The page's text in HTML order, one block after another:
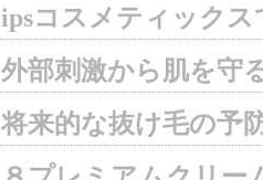
ipsコスメティック
外部刺激から肌を守
将来的な抜け毛の予